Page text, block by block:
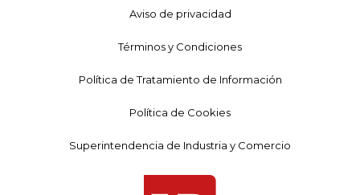
Aviso de privacidad
Términos y Condiciones
Política de Tratamiento de Información
Política de Cookies
Superintendencia de Industria y Comercio